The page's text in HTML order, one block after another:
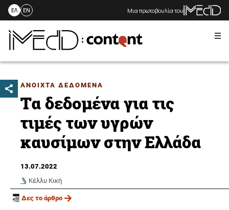
Skip
content
ΕΛ EN Μια πρωτοβουλία του
ΑΝΟΙΧΤΑ ΔΕΔΟΜΕΝΑ
Τα δεδομένα για τις
τιμές των υγρών
καυσίμων στην Ελλάδα
13.07.2022
Κέλλυ Κική
Δες το άρθρο